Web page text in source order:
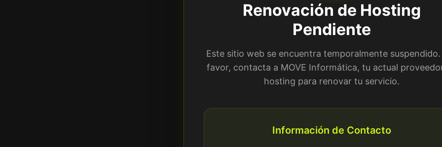
Renovación de Hosting
Pendiente
Este sitio web se encuentra temporalmente suspendido.
favor, contacta a MOVE Informática, tu actual
hosting para renovar tu servicio.
Información de Contacto